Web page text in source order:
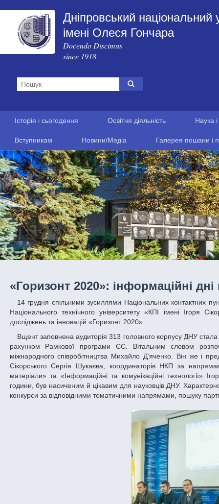
Дніпровський національний
імені Олеся Гончара
Docendo Discimus
since 1918
Історія і сьогодення Освітня діяльність Наука
Вступникам Новини/Медіа Галерея пошани і
«Горизонт 2020»: інформаційні
14 грудня спільними зусиллями Національних контактних пунктів Дніпропетровського національного університету імені Олеся Гончара та
Національного технічного університету «КПІ імені Ігоря
досліджень та інновацій «Горизонт 2020».
Вщент заповнена аудиторія 313 головного корпусу ДНУ стала свідком початку залучення співробітників до міжнародних проектів восьмої за
рахунком Рамкової програми ЄС. Вітальним словом
міжнародного співробітництва Михайло Д’яченко. Він же і
Сікорського Сергія Шукаєва, координаторів НКП за
матеріали» та «Інформаційні та комунікаційні
години, був насиченим й цікавим для науковців ДНУ.
конкурси за відповідними тематичними напрямами, пошуку